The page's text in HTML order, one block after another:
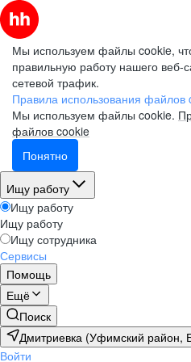
Мы используем файлы cookie,
правильную работу нашего веб-
сетевой трафик.
Правила использования файлов
Мы используем файлы cookie.
файлов cookie
Понятно
Ищу работу
Ищу работу
Ищу работу
Ищу сотрудника
Сервисы
Помощь
Ещё
Поиск
Дмитриевка (Уфимский район,
Войти